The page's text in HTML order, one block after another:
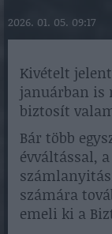
2026. 01. 05. 09:17
Kivételt
januárban is
biztosít
Bár több
évváltással,
számára
emeli ki a